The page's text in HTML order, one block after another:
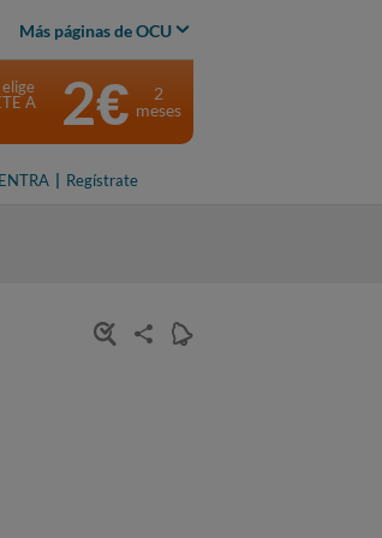
Más páginas de OCU
ENTRA Regístrate
A
2€
2
meses